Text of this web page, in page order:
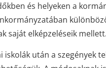
és helyeken a
saját elképzeléseik
után a szegények